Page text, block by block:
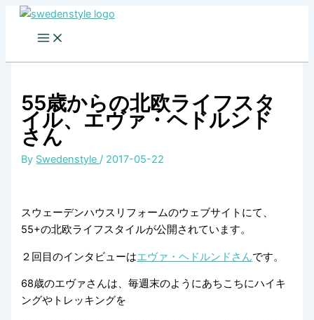
Skip
55歳からの北欧ライフスタ
イル、エヴァ・ヘドルンド
さん
By Swedenstyle / 2017-05-22
スウェーデンハウスリフォームのウェブサイトにて、
55+の北欧ライフスタイルが公開されています。
２回目のインタビューはエヴァ・ヘドルンドさんです。
68歳のエヴァさんは、毎週末のようにあちこちにハイキ
ングやトレッキングを